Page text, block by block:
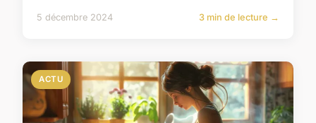
5 décembre 2024 3 min de lecture →
ACTU